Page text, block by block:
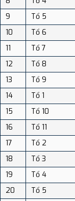
9
Tổ 5
10
Tổ 6
11
Tổ 7
12
Tổ 8
13
Tổ 9
14
Tổ 1
15
Tổ 10
16
Tổ 11
17
Tổ 2
18
Tổ 3
19
Tổ 4
20
Tổ 5